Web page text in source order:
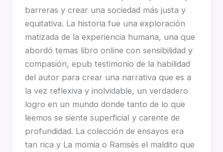
barreras y crear una sociedad más justa y
equitativa. La historia fue una exploración
matizada de la experiencia humana, una que
abordó temas libro online​ con sensibilidad y
compasión, epub testimonio de la habilidad
del autor para crear una narrativa que es a
la vez reflexiva y inolvidable, un verdadero
logro en un mundo donde tanto de lo que
leemos se siente superficial y carente de
profundidad. La colección de ensayos era
tan rica y La momia o Ramsés el maldito que